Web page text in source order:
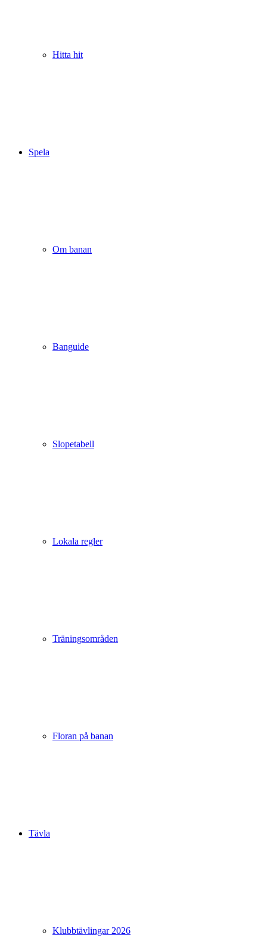
Hitta hit
Spela
Om banan
Banguide
Slopetabell
Lokala regler
Träningsområden
Floran på banan
Tävla
Klubbtävlingar 2026